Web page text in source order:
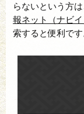
らないという方
報ネット（ナビイ
索すると便利です